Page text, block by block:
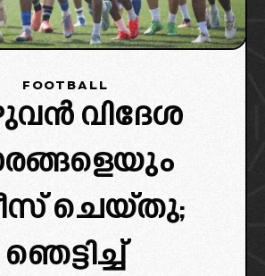
FOOTBALL
വിദേശ
ചെയ്തു;
ഞെട്ടിച്ച്